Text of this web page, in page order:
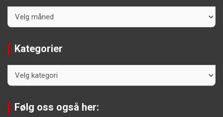
Kategorier
Følg oss også her: